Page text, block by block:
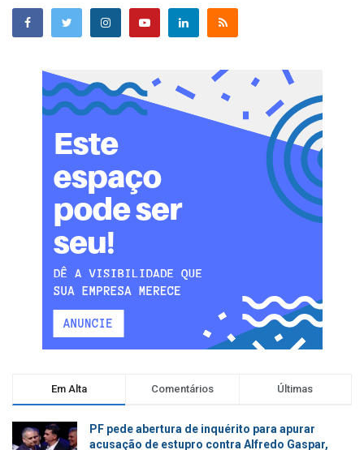
Em Alta Comentários Últimas
PF pede abertura de inquérito para apurar
acusação de estupro contra Alfredo Gaspar,